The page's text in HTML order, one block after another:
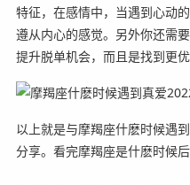
特征，在感情中，当遇到心动
遵从内心的感觉。另外你还需
提升脱单机会，而且是找到更优
以上就是与摩羯座什麽时候遇
分享。看完摩羯座是什麽时候